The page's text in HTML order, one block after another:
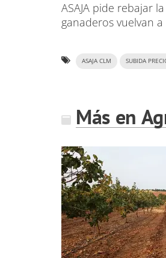
ASAJA pide rebajar
ganaderos vuelvan
ASAJA CLM SUBIDA
Más en